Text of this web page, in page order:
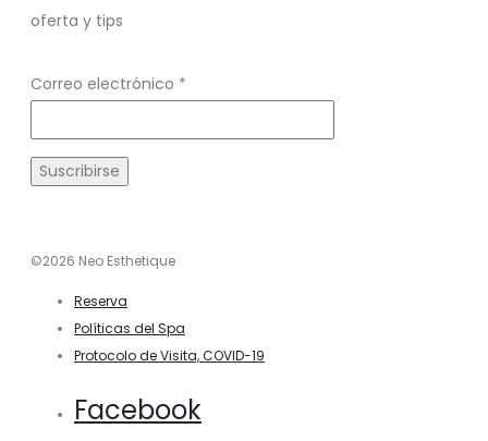
oferta y tips
Correo electrónico *
©2026 Neo Esthetique
Reserva
Políticas del Spa
Protocolo de Visita, COVID-19
Facebook